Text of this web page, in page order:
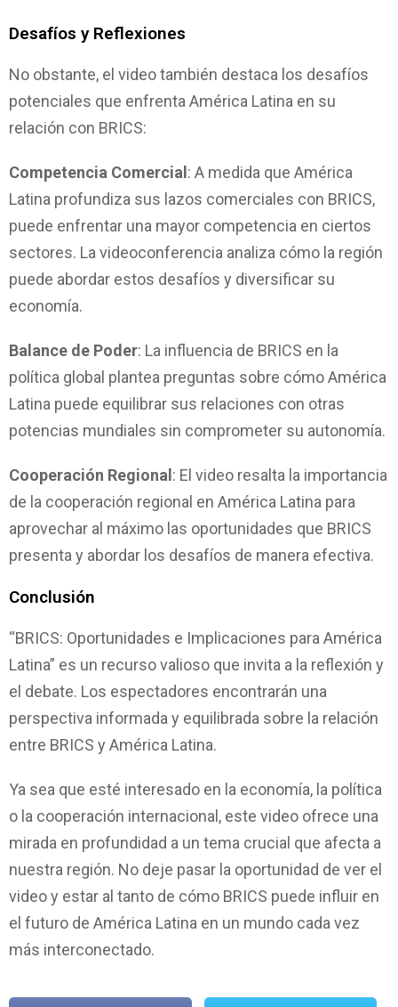
Desafíos y Reflexiones
No obstante, el video también destaca los desafíos
potenciales que enfrenta América Latina en su
relación con BRICS:
Competencia Comercial: A medida que América
Latina profundiza sus lazos comerciales con BRICS,
puede enfrentar una mayor competencia en ciertos
sectores. La videoconferencia analiza cómo la región
puede abordar estos desafíos y diversificar su
economía.
Balance de Poder: La influencia de BRICS en la
política global plantea preguntas sobre cómo América
Latina puede equilibrar sus relaciones con otras
potencias mundiales sin comprometer su autonomía.
Cooperación Regional: El video resalta la importancia
de la cooperación regional en América Latina para
aprovechar al máximo las oportunidades que BRICS
presenta y abordar los desafíos de manera efectiva.
Conclusión
“BRICS: Oportunidades e Implicaciones para América
Latina” es un recurso valioso que invita a la reflexión y
el debate. Los espectadores encontrarán una
perspectiva informada y equilibrada sobre la relación
entre BRICS y América Latina.
Ya sea que esté interesado en la economía, la política
o la cooperación internacional, este video ofrece una
mirada en profundidad a un tema crucial que afecta a
nuestra región. No deje pasar la oportunidad de ver el
video y estar al tanto de cómo BRICS puede influir en
el futuro de América Latina en un mundo cada vez
más interconectado.